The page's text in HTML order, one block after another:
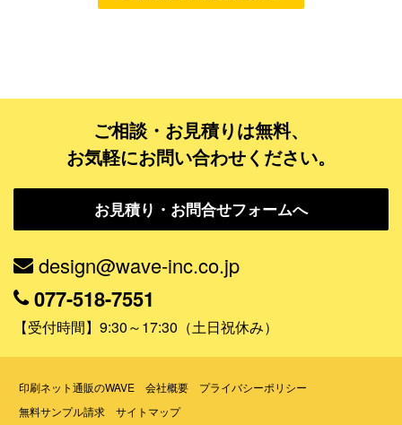
ジャンルで探す
飲食店・カフェ
学校・塾・習い事
コンサート・ライブ・演劇
ご相談・お見積りは無料、
お気軽にお問い合わせください。
お見積り・お問合せフォームへ
design@wave-inc.co.jp
077-518-7551
【受付時間】9:30～17:30（土日祝休み）
印刷ネット通販のWAVE 会社概要
プライバシーポリシー
無料サンプル請求
サイトマップ